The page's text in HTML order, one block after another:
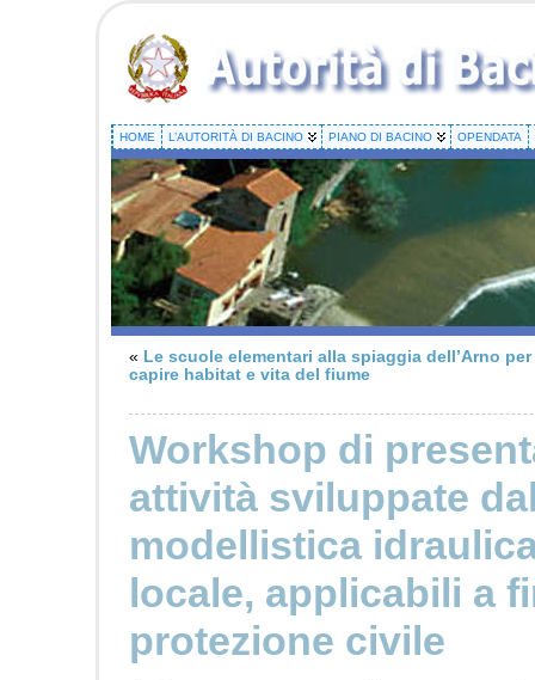
HOME L’AUTORITÀ DI BACINO PIANO DI BACINO OPENDATA
« Le scuole elementari alla spiaggia dell’Arno per
capire habitat e vita del fiume
Workshop di
attività sviluppate
modellistica
locale, applicabili a
protezione civile